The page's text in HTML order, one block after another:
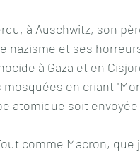
à Auschwitz, son
nazisme et ses
à Gaza et en
en criant
atomique soit envoyée
comme Macron,